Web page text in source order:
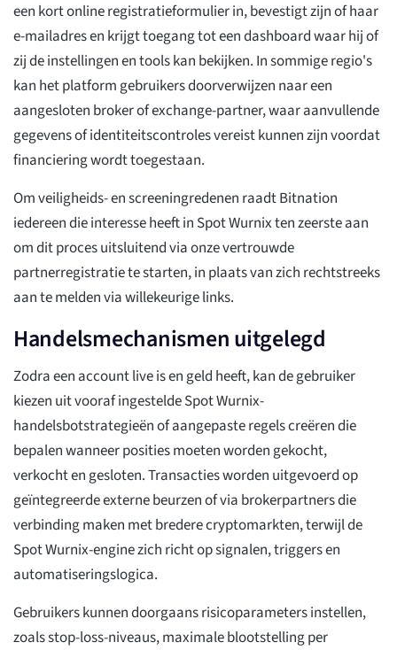
een kort online registratieformulier in, bevestigt zijn of haar
e-mailadres en krijgt toegang tot een dashboard waar hij of
zij de instellingen en tools kan bekijken. In sommige regio's
kan het platform gebruikers doorverwijzen naar een
aangesloten broker of exchange-partner, waar aanvullende
gegevens of identiteitscontroles vereist kunnen zijn voordat
financiering wordt toegestaan.
Om veiligheids- en screeningredenen raadt Bitnation
iedereen die interesse heeft in Spot Wurnix ten zeerste aan
om dit proces uitsluitend via onze vertrouwde
partnerregistratie te starten, in plaats van zich rechtstreeks
aan te melden via willekeurige links.
Handelsmechanismen uitgelegd
Zodra een account live is en geld heeft, kan de gebruiker
kiezen uit vooraf ingestelde Spot Wurnix-
handelsbotstrategieën of aangepaste regels creëren die
bepalen wanneer posities moeten worden gekocht,
verkocht en gesloten. Transacties worden uitgevoerd op
geïntegreerde externe beurzen of via brokerpartners die
verbinding maken met bredere cryptomarkten, terwijl de
Spot Wurnix-engine zich richt op signalen, triggers en
automatiseringslogica.
Gebruikers kunnen doorgaans risicoparameters instellen,
zoals stop-loss-niveaus, maximale blootstelling per